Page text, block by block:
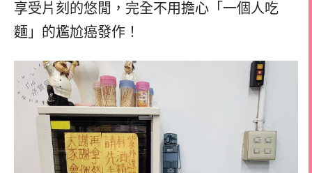
享受片刻的悠閒，完全不用擔心「一個人吃
麵」的尷尬癌發作！